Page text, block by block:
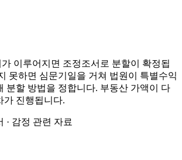
이루어지면 조정조서로 분할이 확정됩
못하면 심문기일을 거쳐 법원이 특별수익
분할 방법을 정합니다. 부동산 가액이 다
가 진행됩니다.
· 감정 관련 자료